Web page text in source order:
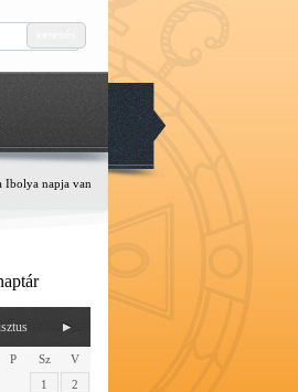
Ibolya napja van
P Sz
V
1
2